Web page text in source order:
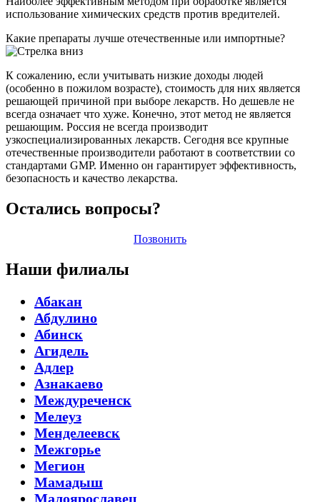
использование химических средств против вредителей.
Какие препараты лучше отечественные или импортные?
К сожалению, если учитывать низкие доходы людей
(особенно в пожилом возрасте), стоимость для них является
решающей причиной при выборе лекарств. Но дешевле не
всегда означает что хуже. Конечно, этот метод не является
решающим. Россия не всегда производит
узкоспециализированных лекарств. Сегодня все крупные
отечественные производители работают в соответствии со
стандартами GMP. Именно он гарантирует эффективность,
безопасность и качество лекарства.
Остались вопросы?
Позвонить
Наши филиалы
Абакан
Абдулино
Абинск
Агидель
Адлер
Азнакаево
Междуреченск
Мелеуз
Менделеевск
Межгорье
Мегион
Мамадыш
Малоярославец